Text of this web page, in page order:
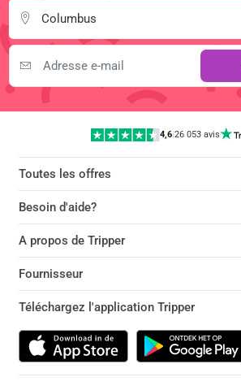
Columbus
4,6 |26 053 avis
Toutes les offres
Besoin d'aide?
A propos de Tripper
Fournisseur
Téléchargez l'application Tripper